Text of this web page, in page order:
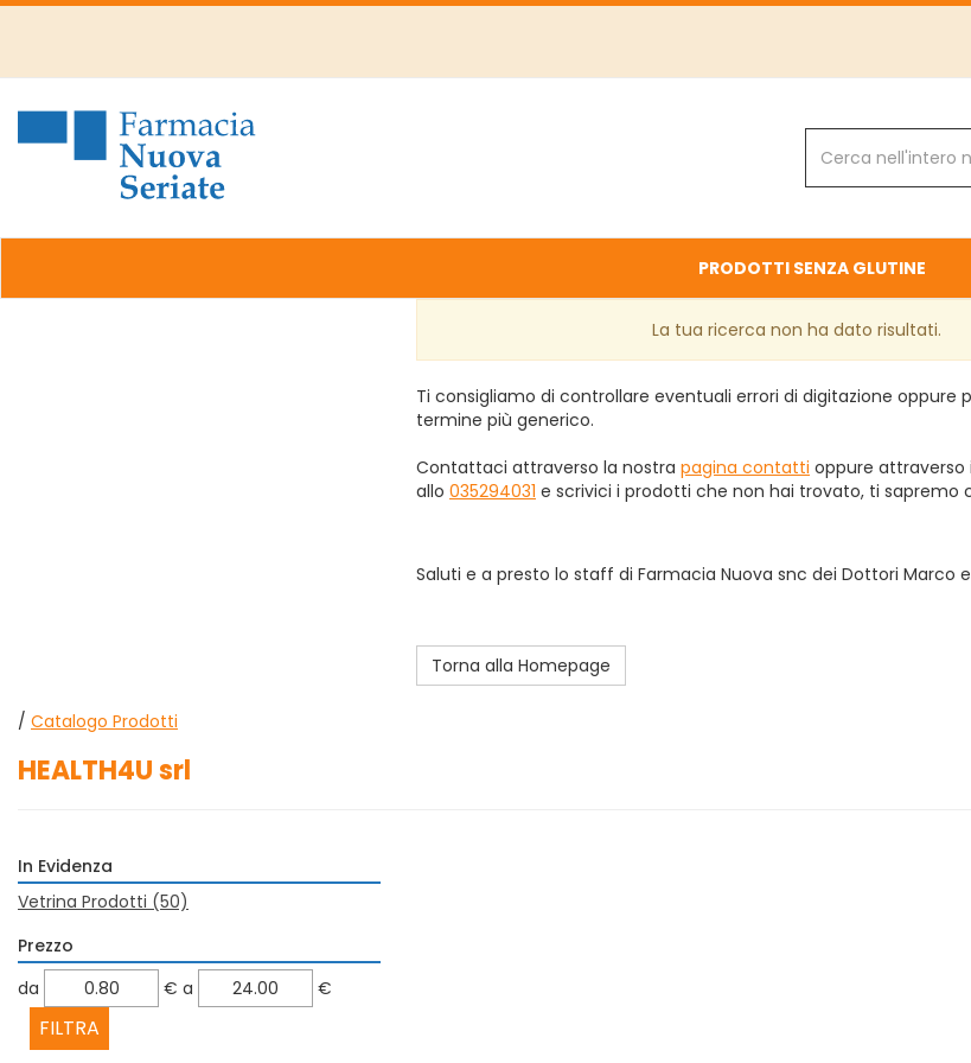
Passa
principale
Farmacia
Nuova
Prodotto
PRODOTTI SENZA GLUTINE
La tua ricerca non ha dato risultati.
Ti consigliamo di controllare eventuali errori di digitazione oppure
termine più generico.
Contattaci attraverso la nostra pagina contatti oppure attraverso
allo 035294031 e scrivici i prodotti che non hai trovato, ti sapremo
Saluti e a presto lo staff di Farmacia Nuova snc dei Dottori Marco
Torna alla Homepage
/ Catalogo Prodotti
HEALTH4U srl
In Evidenza
Vetrina Prodotti (50)
Prezzo
filtra
da
da € filtra
a €